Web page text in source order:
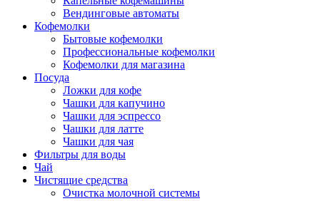
Вендинговые автоматы
Кофемолки
Бытовые кофемолки
Профессиональные кофемолки
Кофемолки для магазина
Посуда
Ложки для кофе
Чашки для капучино
Чашки для эспрессо
Чашки для латте
Чашки для чая
Фильтры для воды
Чай
Чистящие средства
Очистка молочной системы